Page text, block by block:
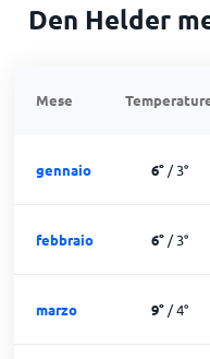
Den Helder
Mese
gennaio 6°/3°
febbraio 6°/3°
marzo 9°/4°